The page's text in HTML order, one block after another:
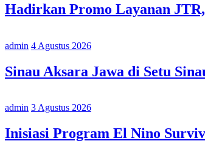
Hadirkan Promo Layanan
admin 4 Agustus 2026
Sinau Aksara Jawa di Setu
admin 3 Agustus 2026
Inisiasi Program El Nino